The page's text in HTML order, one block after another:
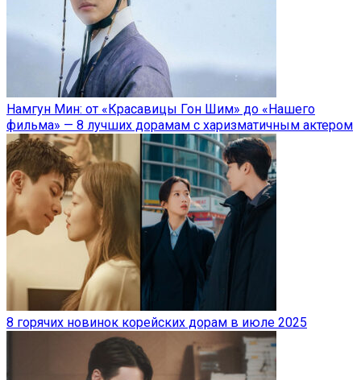
Намгун Мин: от «Красавицы Гон Шим» до «Нашего
фильма» — 8 лучших дорамам с харизматичным актером
8 горячих новинок корейских дорам в июле 2025